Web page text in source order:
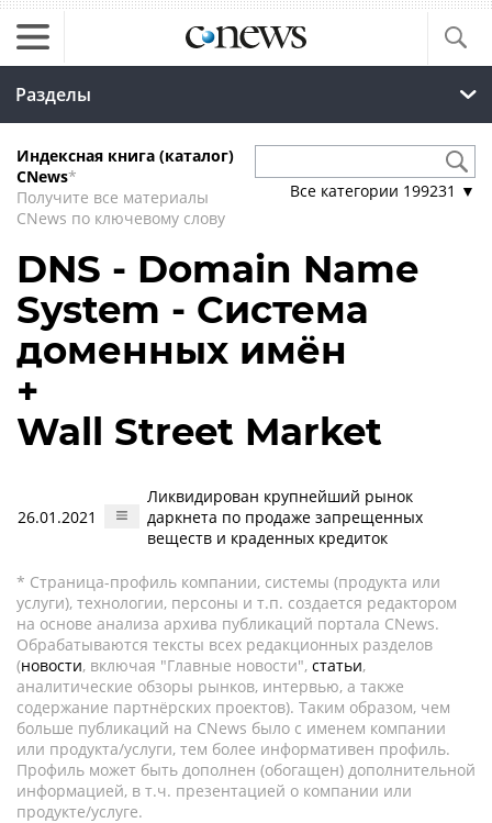
Разделы
Индексная книга (каталог)
CNews*
Получите все материалы
CNews по ключевому слову
Все категории 199231 ▼
DNS - Domain Name
System - Система
доменных имён
+
Wall Street Market
26.01.2021
Ликвидирован крупнейший рынок
даркнета по продаже запрещенных
веществ и краденных кредиток
* Страница-профиль компании, системы (продукта или
услуги), технологии, персоны и т.п. создается редактором
на основе анализа архива публикаций портала CNews.
Обрабатываются тексты всех редакционных разделов
(новости, включая "Главные новости", статьи,
аналитические обзоры рынков, интервью, а также
содержание партнёрских проектов). Таким образом, чем
больше публикаций на CNews было с именем компании
или продукта/услуги, тем более информативен профиль.
Профиль может быть дополнен (обогащен) дополнительной
информацией, в т.ч. презентацией о компании или
продукте/услуге.